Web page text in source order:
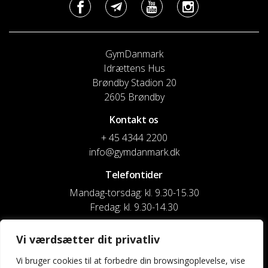
Vi værdsætter dit privatliv
Vi bruger cookies til at forbedre din browsingoplevelse, vise
GymDanmark
Idrættens Hus
Brøndby Stadion 20
2605 Brøndby
Kontakt os
+ 45 4344 2200
info@gymdanmark.dk
Telefontider
Mandag-torsdag: kl. 9.30-15.30
Fredag: kl. 9.30-14.30
CVR nr. 20916818
Reg. & Kontonr.: 4180 3119119022